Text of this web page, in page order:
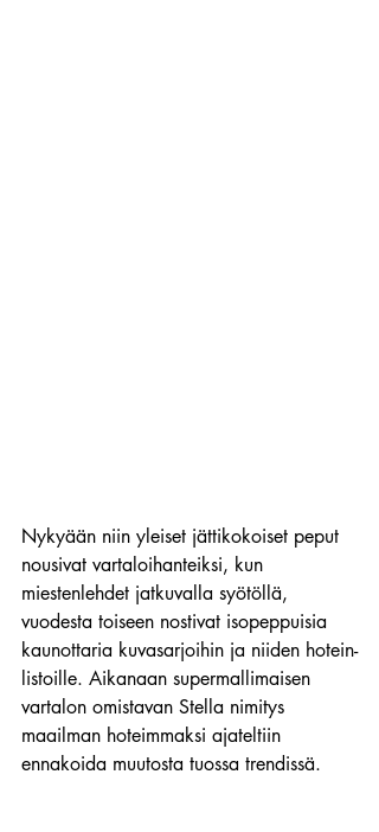
Nykyään niin yleiset jättikokoiset peput
nousivat vartaloihanteiksi, kun
miestenlehdet jatkuvalla syötöllä,
vuodesta toiseen nostivat isopeppuisia
kaunottaria kuvasarjoihin ja niiden hotein-
listoille. Aikanaan supermallimaisen
vartalon omistavan Stella nimitys
maailman hoteimmaksi ajateltiin
ennakoida muutosta tuossa trendissä.